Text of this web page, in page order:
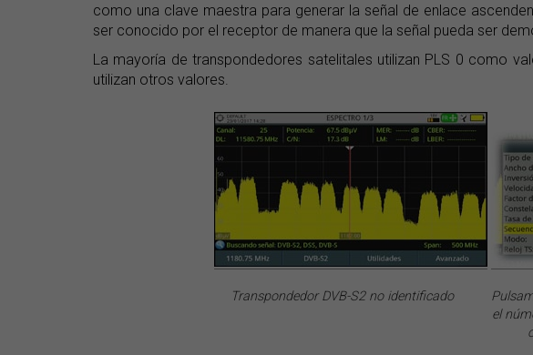
como una clave maestra para generar la señal de enlace
ser conocido por el receptor de manera que la señal pueda ser
La mayoría de transpondedores satelitales utilizan PLS 0 como
utilizan otros valores.
Transpondedor DVB-S2 no identificado
el